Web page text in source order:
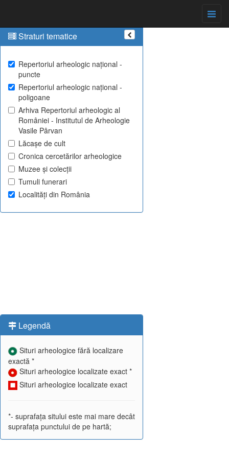
Straturi tematice
Repertoriul arheologic național -
puncte
Repertoriul arheologic național -
poligoane
Arhiva Repertoriul arheologic al
României - Institutul de Arheologie
Vasile Pârvan
Lăcașe de cult
Cronica cercetărilor arheologice
Muzee și colecții
Tumuli funerari
Localități din România
Legendă
Situri arheologice fără localizare
exactă *
Situri arheologice localizate exact *
Situri arheologice localizate exact
*- suprafața sitului este mai mare decât
suprafața punctului de pe hartă;